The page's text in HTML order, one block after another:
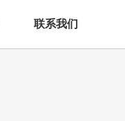
联系我们